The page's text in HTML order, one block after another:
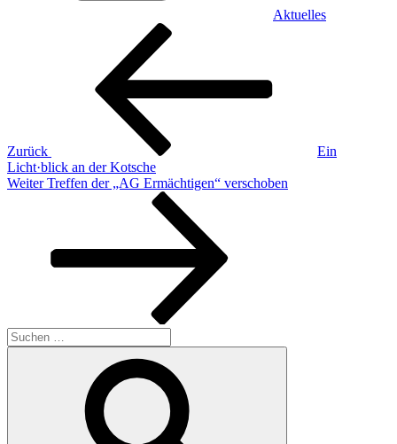
Aktuelles
Beitragsnavigation
Zurück
Ein
Licht·blick an der Kotsche
Nächster
Weiter Treffen der „AG Ermächtigen“ verschoben
Suche
nach: